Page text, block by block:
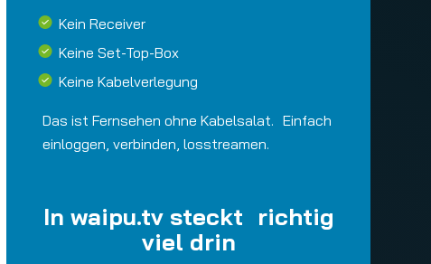
Kein Receiver
Keine Set-Top-Box
Keine Kabelverlegung
Das ist Fernsehen ohne Kabelsalat. Einfach
einloggen, verbinden, losstreamen.
In waipu.tv steckt richtig
viel drin